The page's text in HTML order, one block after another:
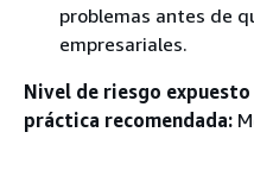
problemas antes de
empresariales.
Nivel de riesgo
práctica recomendada: